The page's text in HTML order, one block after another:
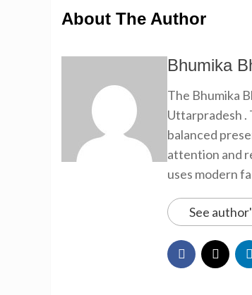
About The Author
Bhumika
The Bhumika
Uttarpradesh .
balanced
attention and
uses modern
See